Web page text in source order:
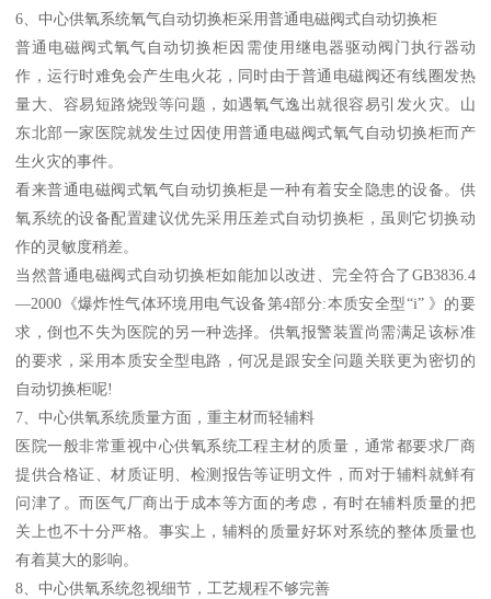
6、中心供氧系统氧气自动切换柜采用普通电磁阀式自动切换柜
普通电磁阀式氧气自动切换柜因需使用继电器驱动阀门执行器动
作，运行时难免会产生电火花，同时由于普通电磁阀还有线圈发热
量大、容易短路烧毁等问题，如遇氧气逸出就很容易引发火灾。山
东北部一家医院就发生过因使用普通电磁阀式氧气自动切换柜而产
生火灾的事件。
看来普通电磁阀式氧气自动切换柜是一种有着安全隐患的设备。供
氧系统的设备配置建议优先采用压差式自动切换柜，虽则它切换动
作的灵敏度稍差。
当然普通电磁阀式自动切换柜如能加以改进、完全符合了GB3836.4
—2000《爆炸性气体环境用电气设备第4部分:本质安全型“i” 》的要
求，倒也不失为医院的另一种选择。供氧报警装置尚需满足该标准
的要求，采用本质安全型电路，何况是跟安全问题关联更为密切的
自动切换柜呢!
7、中心供氧系统质量方面，重主材而轻辅料
医院一般非常重视中心供氧系统工程主材的质量，通常都要求厂商
提供合格证、材质证明、检测报告等证明文件，而对于辅料就鲜有
问津了。而医气厂商出于成本等方面的考虑，有时在辅料质量的把
关上也不十分严格。事实上，辅料的质量好坏对系统的整体质量也
有着莫大的影响。
8、中心供氧系统忽视细节，工艺规程不够完善